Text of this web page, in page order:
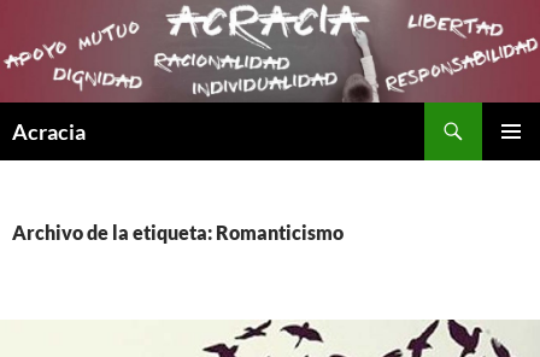
Acracia
Archivo de la etiqueta: Romanticismo